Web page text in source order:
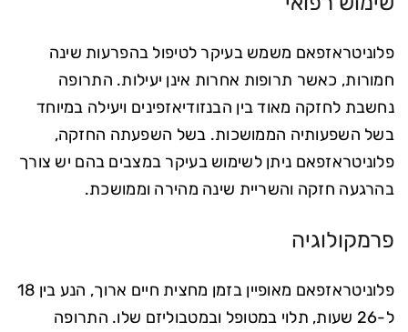
פלוניטראזפאם משמש בעיקר לטיפול בהפרעות שינה
חמורות, כאשר תרופות אחרות אינן יעילות. התרופה
נחשבת לחזקה מאוד בין הבנזודיאזפינים ויעילה במיוחד
בשל השפעותיה הממושכות. בשל השפעתה החזקה,
פלוניטראזפאם ניתן לשימוש בעיקר במצבים בהם יש צורך
בהרגעה חזקה והשריית שינה מהירה וממושכת.
פרמקולוגיה
פלוניטראזפאם מאופיין בזמן מחצית חיים ארוך, הנע בין 18
ל-26 שעות, תלוי במטופל ובמטבוליזם שלו. התרופה